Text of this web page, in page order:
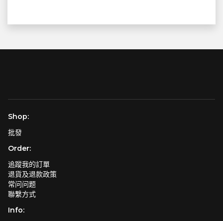
Shop:
批發
Order:
追蹤我的訂單
退貨及退款政策
常问问题
聯繫方式
Info: